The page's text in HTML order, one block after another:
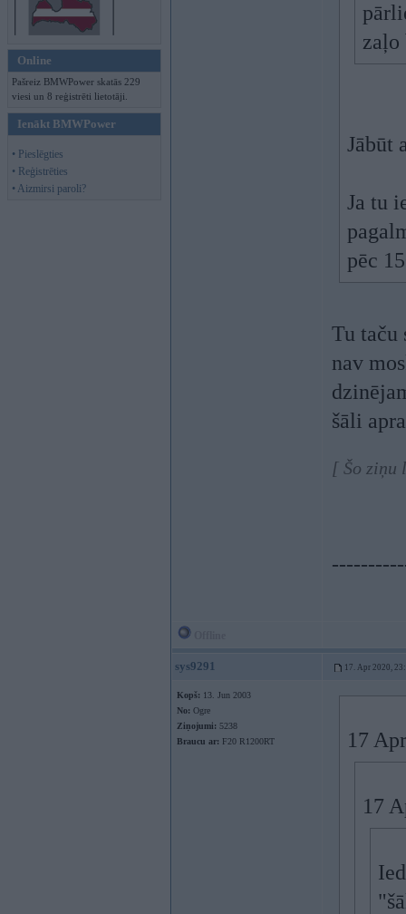
Online
Pašreiz BMWPower skatās 229
viesi un 8 reģistrēti lietotāji.
Ienākt BMWPower
• Pieslēgties
• Reģistrēties
• Aizmirsi paroli?
zaļo
Jābūt
Ja tu
pēc
Tu taču
nav
šāli
[ Šo ziņu
sys9291 17. Apr 2020,
Kopš: 13. Jun 2003
No: Ogre
Ziņojumi: 5238
Braucu ar: F20 R1200RT 17
17